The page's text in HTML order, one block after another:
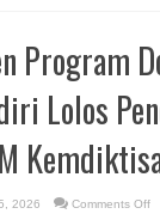
Program
Lolos
2026 Comments Offon